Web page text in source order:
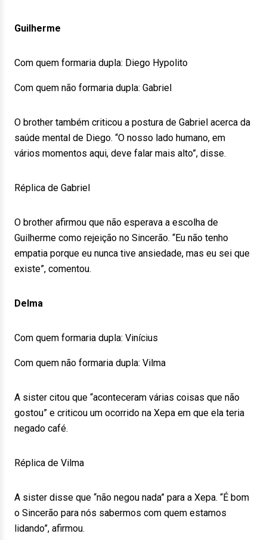
Guilherme
Com quem formaria dupla: Diego Hypolito
Com quem não formaria dupla: Gabriel
O brother também criticou a postura de Gabriel acerca da
saúde mental de Diego. “O nosso lado humano, em
vários momentos aqui, deve falar mais alto”, disse.
Réplica de Gabriel
O brother afirmou que não esperava a escolha de
Guilherme como rejeição no Sincerão. “Eu não tenho
empatia porque eu nunca tive ansiedade, mas eu sei que
existe”, comentou.
Delma
Com quem formaria dupla: Vinícius
Com quem não formaria dupla: Vilma
A sister citou que “aconteceram várias coisas que não
gostou” e criticou um ocorrido na Xepa em que ela teria
negado café.
Réplica de Vilma
A sister disse que “não negou nada” para a Xepa. “É bom
o Sincerão para nós sabermos com quem estamos
lidando”, afirmou.